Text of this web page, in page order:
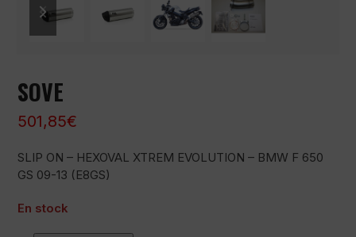
slide
slide
SOVE
501,85€
SLIP ON – HEXOVAL XTREM EVOLUTION – BMW F 650
GS 09-13 (E8GS)
En stock